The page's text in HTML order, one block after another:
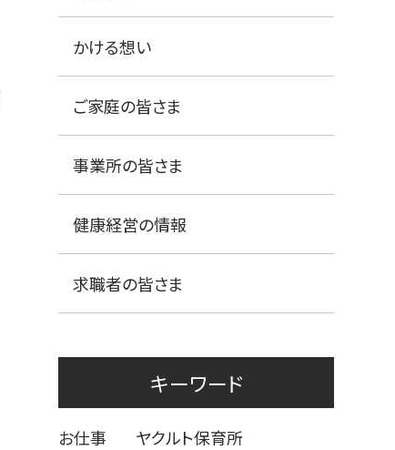
かける想い
ご家庭の皆さま
事業所の皆さま
健康経営の情報
求職者の皆さま
キーワード
お仕事 ヤクルト保育所